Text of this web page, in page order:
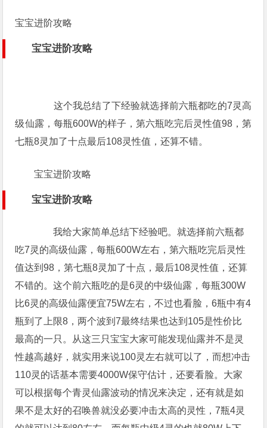
宝宝进阶攻略
宝宝进阶攻略
这个我总结了下经验就选择前六瓶都吃的7灵高
级仙露，每瓶600W的样子，第六瓶吃完后灵性值98，第
七瓶8灵加了十点最后108灵性值，还算不错。
宝宝进阶攻略
宝宝进阶攻略
我给大家简单总结下经验吧。就选择前六瓶都
吃7灵的高级仙露，每瓶600W左右，第六瓶吃完后灵性
值达到98，第七瓶8灵加了十点，最后108灵性值，还算
不错的。这个前六瓶吃的是6灵的中级仙露，每瓶300W
比6灵的高级仙露便宜75W左右，不过也看脸，6瓶中有4
瓶到了上限8，两个波到7最终结果也达到105是性价比
最高的一只。从这三只宝宝大家可能发现仙露并不是灵
性越高越好，就实用来说100灵左右就可以了，而想冲击
110灵的话基本需要4000W保守估计，还要看脸。大家
可以根据每个青灵仙露波动的情况来决定，还有就是如
果不是太好的召唤兽就没必要冲击太高的灵性，7瓶4灵